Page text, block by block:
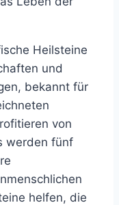
Heilsteine
und
bekannt für
von
werden fünf
helfen, die